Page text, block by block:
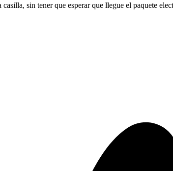
sin tener que esperar que llegue el paquete